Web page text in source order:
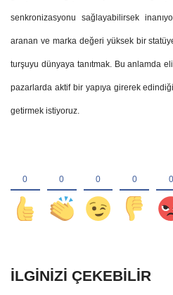
senkronizasyonu sağlayabilirsek
aranan ve marka değeri yüksek bir
turşuyu dünyaya tanıtmak. Bu anlamda
pazarlarda aktif bir yapıya girerek
getirmek istiyoruz.
İLGINIZI ÇEKEBILIR